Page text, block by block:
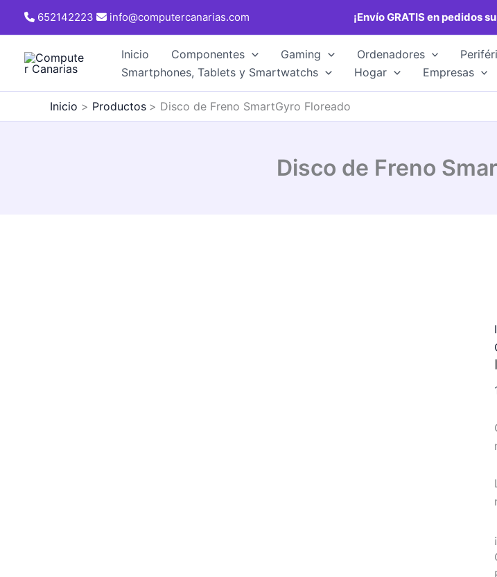
652142223 info@computercanarias.com ¡Envío GRATIS en pedidos
Inicio Componentes Gaming Ordenadores
Smartphones, Tablets y Smartwatchs
Hogar Empresas
Inicio Productos Disco de Freno SmartGyro Floreado
Disco de Freno